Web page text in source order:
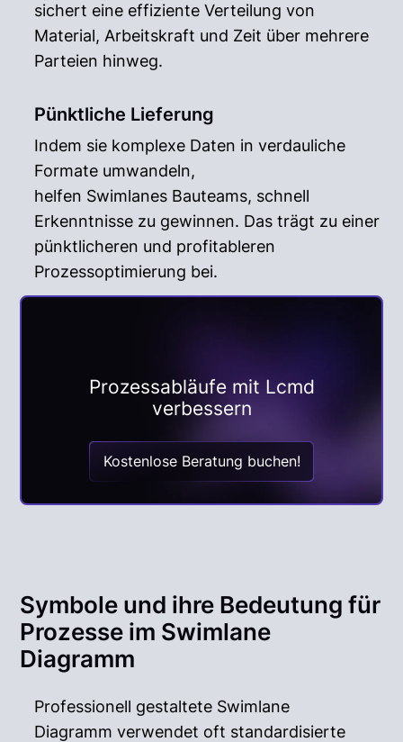
sichert eine effiziente Verteilung von
Material, Arbeitskraft und Zeit über mehrere
Parteien hinweg.
Pünktliche Lieferung
Indem sie komplexe Daten in verdauliche
Formate umwandeln,
helfen Swimlanes Bauteams, schnell
Erkenntnisse zu gewinnen. Das trägt zu einer
pünktlicheren und profitableren
Prozessoptimierung bei.
Prozessabläufe mit Lcmd
verbessern
Kostenlose Beratung buchen!
Symbole und ihre Bedeutung für
Prozesse im Swimlane
Diagramm
Professionell gestaltete Swimlane
Diagramm verwendet oft standardisierte